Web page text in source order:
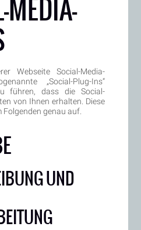
MEDIA-
Webseite Social-Media-
„Social-Plug-Ins“
führen, dass die Social-
von Ihnen erhalten. Diese
genau auf.
UND